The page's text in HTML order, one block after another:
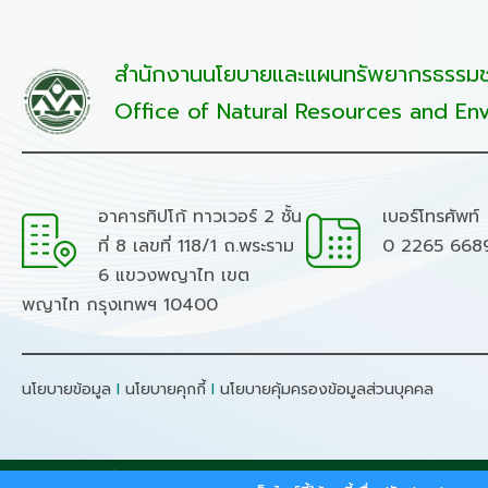
สำนักงานนโยบายและแผนทรัพยากรธรร
Office of Natural Resources and
อาคารทิปโก้ ทาวเวอร์ 2 ชั้น
ที่ 8 เลขที่ 118/1 ถ.พระราม
6 แขวงพญาไท เขต
พญาไท กรุงเทพฯ 10400
เบอร์โทรศัพท์
0 2265
นโยบายข้อมูล I นโยบายคุกกี้ I นโยบายคุ้มครองข้อมูลส่วนบุคคล
สงวนลิขสิทธิ์ © 2026 - สำนักงานนโยบายและแผนทรัพยากร